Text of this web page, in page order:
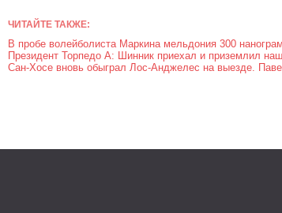
ЧИТАЙТЕ ТАКЖЕ:
В пробе волейболиста Маркина мельдония 300
Президент Торпедо А: Шинник приехал и приземлил
Сан-Хосе вновь обыграл Лос-Анджелес на выезде.